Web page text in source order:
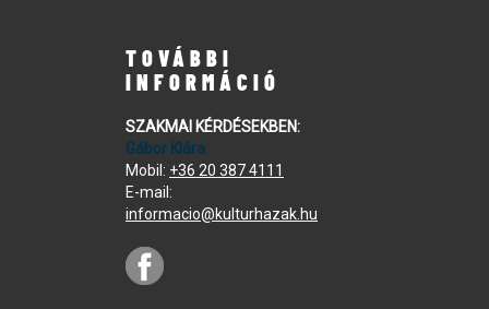
TOVÁBBI
INFORMÁCIÓ
SZAKMAI KÉRDÉSEKBEN:
Gábor Klára
Mobil: +36 20 387 4111
E-mail:
informacio@kulturhazak.hu